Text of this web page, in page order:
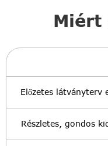
Miért
Előzetes látványterv
Részletes, gondos